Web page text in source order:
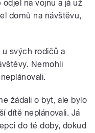
na vojnu a já už
domů na návštěvu,
u svých rodičů a
Nemohli
žádali o byt, ale bylo
dítě neplánovali. Já
do té doby, dokud